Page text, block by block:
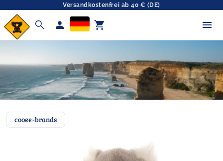
Versandkostenfrei ab 40 € (DE)
search person shopping_cart
cooee-brands